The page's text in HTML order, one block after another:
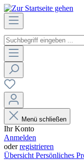
Menü schließen
Ihr Konto
Anmelden
oderregistrieren
Übersicht Persönliches